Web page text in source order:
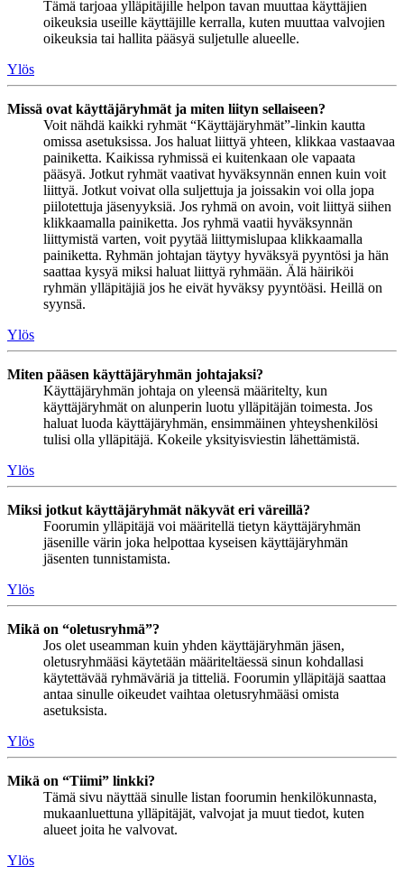
Tämä tarjoaa ylläpitäjille helpon tavan muuttaa käyttäjien
oikeuksia useille käyttäjille kerralla, kuten muuttaa valvojien
oikeuksia tai hallita pääsyä suljetulle alueelle.
Ylös
Missä ovat käyttäjäryhmät ja miten liityn sellaiseen?
Voit nähdä kaikki ryhmät “Käyttäjäryhmät”-linkin kautta
omissa asetuksissa. Jos haluat liittyä yhteen, klikkaa vastaavaa
painiketta. Kaikissa ryhmissä ei kuitenkaan ole vapaata
pääsyä. Jotkut ryhmät vaativat hyväksynnän ennen kuin voit
liittyä. Jotkut voivat olla suljettuja ja joissakin voi olla jopa
piilotettuja jäsenyyksiä. Jos ryhmä on avoin, voit liittyä siihen
klikkaamalla painiketta. Jos ryhmä vaatii hyväksynnän
liittymistä varten, voit pyytää liittymislupaa klikkaamalla
painiketta. Ryhmän johtajan täytyy hyväksyä pyyntösi ja hän
saattaa kysyä miksi haluat liittyä ryhmään. Älä häiriköi
ryhmän ylläpitäjiä jos he eivät hyväksy pyyntöäsi. Heillä on
syynsä.
Ylös
Miten pääsen käyttäjäryhmän johtajaksi?
Käyttäjäryhmän johtaja on yleensä määritelty, kun
käyttäjäryhmät on alunperin luotu ylläpitäjän toimesta. Jos
haluat luoda käyttäjäryhmän, ensimmäinen yhteyshenkilösi
tulisi olla ylläpitäjä. Kokeile yksityisviestin lähettämistä.
Ylös
Miksi jotkut käyttäjäryhmät näkyvät eri väreillä?
Foorumin ylläpitäjä voi määritellä tietyn käyttäjäryhmän
jäsenille värin joka helpottaa kyseisen käyttäjäryhmän
jäsenten tunnistamista.
Ylös
Mikä on “oletusryhmä”?
Jos olet useamman kuin yhden käyttäjäryhmän jäsen,
oletusryhmääsi käytetään määriteltäessä sinun kohdallasi
käytettävää ryhmäväriä ja titteliä. Foorumin ylläpitäjä saattaa
antaa sinulle oikeudet vaihtaa oletusryhmääsi omista
asetuksista.
Ylös
Mikä on “Tiimi” linkki?
Tämä sivu näyttää sinulle listan foorumin henkilökunnasta,
mukaanluettuna ylläpitäjät, valvojat ja muut tiedot, kuten
alueet joita he valvovat.
Ylös